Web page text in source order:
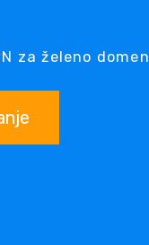
za želeno